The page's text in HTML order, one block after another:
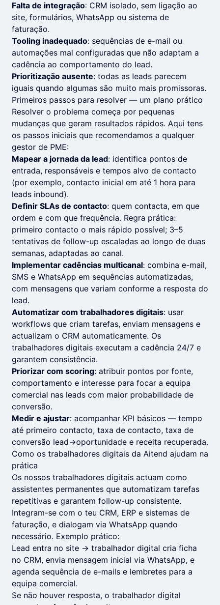
Falta de integração: CRM isolado, sem ligação ao
site, formulários, WhatsApp ou sistema de
faturação.
Tooling inadequado: sequências de e-mail ou
automações mal configuradas que não adaptam a
cadência ao comportamento do lead.
Prioritização ausente: todas as leads parecem
iguais quando algumas são muito mais promissoras.
Primeiros passos para resolver — um plano prático
Resolver o problema começa por pequenas
mudanças que geram resultados rápidos. Aqui tens
os passos iniciais que recomendamos a qualquer
gestor de PME:
Mapear a jornada da lead: identifica pontos de
entrada, responsáveis e tempos alvo de contacto
(por exemplo, contacto inicial em até 1 hora para
leads inbound).
Definir SLAs de contacto: quem contacta, em que
ordem e com que frequência. Regra prática:
primeiro contacto o mais rápido possível; 3–5
tentativas de follow-up escaladas ao longo de duas
semanas, adaptadas ao canal.
Implementar cadências multicanal: combina e-mail,
SMS e WhatsApp em sequências automatizadas,
com mensagens que variam conforme a resposta do
lead.
Automatizar com trabalhadores digitais: usar
workflows que criam tarefas, enviam mensagens e
actualizam o CRM automaticamente. Os
trabalhadores digitais executam a cadência 24/7 e
garantem consistência.
Priorizar com scoring: atribuir pontos por fonte,
comportamento e interesse para focar a equipa
comercial nas leads com maior probabilidade de
conversão.
Medir e ajustar: acompanhar KPI básicos — tempo
até primeiro contacto, taxa de contacto, taxa de
conversão lead→oportunidade e receita recuperada.
Como os trabalhadores digitais da Aitend ajudam na
prática
Os nossos trabalhadores digitais actuam como
assistentes permanentes que automatizam tarefas
repetitivas e garantem follow-up consistente.
Integram-se com o teu CRM, ERP e sistemas de
faturação, e dialogam via WhatsApp quando
necessário. Exemplo prático:
Lead entra no site → trabalhador digital cria ficha
no CRM, envia mensagem inicial via WhatsApp, e
agenda sequência de e-mails e lembretes para a
equipa comercial.
Se não houver resposta, o trabalhador digital